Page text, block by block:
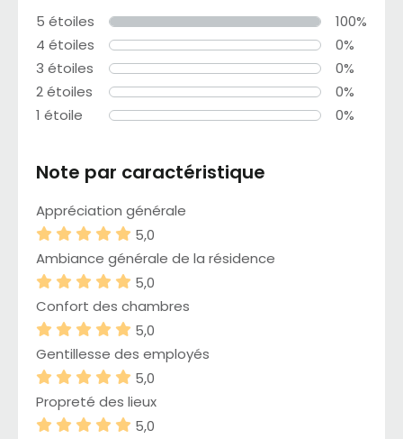
5 étoiles
100%
4 étoiles
0%
3 étoiles
0%
2 étoiles
0%
1 étoile
0%
Note par caractéristique
Appréciation générale
5,0
Ambiance générale de la résidence
5,0
Confort des chambres
5,0
Gentillesse des employés
5,0
Propreté des lieux
5,0